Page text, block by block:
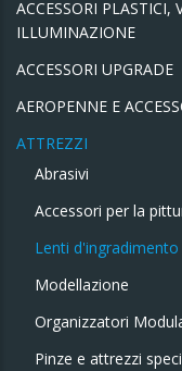
ACCESSORI PLASTICI,
ILLUMINAZIONE
ACCESSORI UPGRADE
AEROPENNE E
ATTREZZI
Abrasivi
Accessori per la
Lenti
Modellazione
Organizzatori
Pinze e attrezzi